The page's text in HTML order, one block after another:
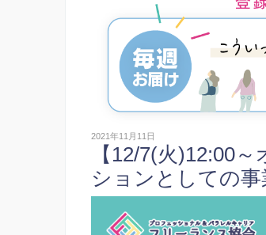
2021年11月11日
【12/7(火)12:00
ションとしての事